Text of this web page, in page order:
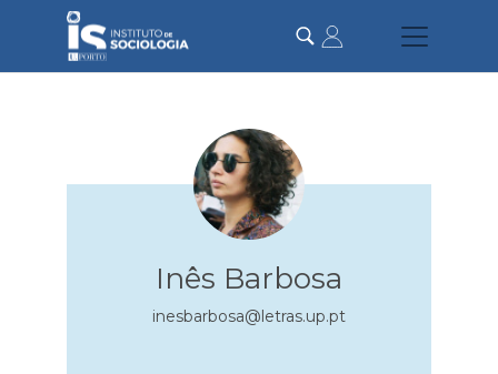
content
Inês Barbosa
inesbarbosa@letras.up.pt